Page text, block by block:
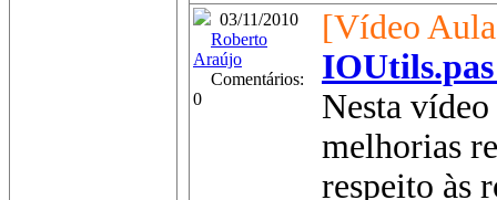
03/11/2010
Roberto
Araújo
Comentários:
0
[Vídeo
Nesta vídeo
melhorias
respeito às